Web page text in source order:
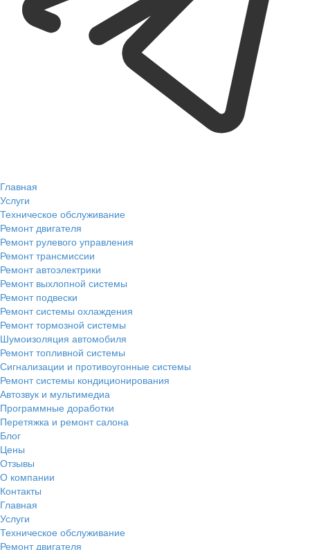
Главная
Услуги
Техническое обслуживание
Ремонт двигателя
Ремонт рулевого управления
Ремонт трансмиссии
Ремонт автоэлектрики
Ремонт выхлопной системы
Ремонт подвески
Ремонт системы охлаждения
Ремонт тормозной системы
Шумоизоляция автомобиля
Ремонт топливной системы
Сигнализации и противоугонные системы
Ремонт системы кондиционирования
Автозвук и мультимедиа
Программные доработки
Перетяжка и ремонт салона
Блог
Цены
Отзывы
О компании
Контакты
Главная
Услуги
Техническое обслуживание
Ремонт двигателя